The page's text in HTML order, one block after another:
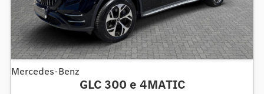
Mercedes-Benz
GLC 300 e 4MATIC